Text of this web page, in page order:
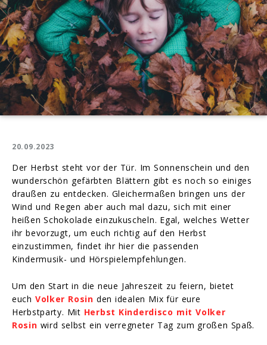
20.09.2023
Der Herbst steht vor der Tür. Im Sonnenschein und den
wunderschön gefärbten Blättern gibt es noch so einiges
draußen zu entdecken. Gleichermaßen bringen uns der
Wind und Regen aber auch mal dazu, sich mit einer
heißen Schokolade einzukuscheln. Egal, welches Wetter
ihr bevorzugt, um euch richtig auf den Herbst
einzustimmen, findet ihr hier die passenden
Kindermusik- und Hörspielempfehlungen.
Um den Start in die neue Jahreszeit zu feiern, bietet
euch Volker Rosin den idealen Mix für eure
Herbstparty. Mit Herbst Kinderdisco mit Volker
Rosin wird selbst ein verregneter Tag zum großen Spaß.